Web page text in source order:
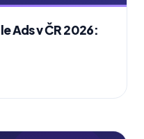
Ads v ČR 2026: